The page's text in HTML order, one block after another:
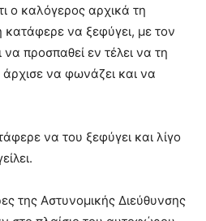
ο καλόγερος αρχικά τη
να ξεφύγει, με τον
προσπαθεί εν τέλει να τη
να φωνάζει και να
να του ξεφύγει και λίγο
της Αστυνομικής Διεύθυνσης